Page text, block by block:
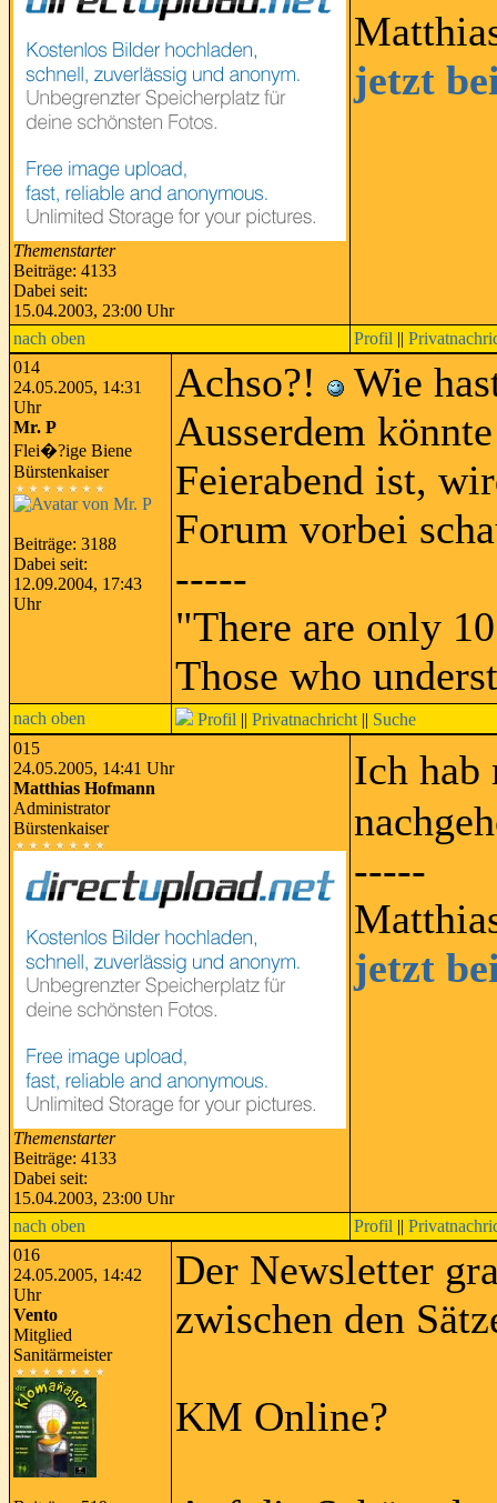
Themenstarter
Beiträge: 4133
Dabei seit:
15.04.2003, 23:00 Uhr
jetzt
nach oben Profil ||
014
24.05.2005, 14:31
Uhr
Mr. P
Flei�?ige Biene
Bürstenkaiser
Beiträge: 3188
Dabei seit:
12.09.2004, 17:43
Uhr
Achso?!
Wie
Ausserdem
Feierabend ist,
Forum vorbei
-----
"There are only
Those who
nach oben Profil || Privatnachricht || Suche
015
24.05.2005, 14:41 Uhr
Matthias Hofmann
Administrator
Bürstenkaiser
Themenstarter
Beiträge: 4133
Dabei seit:
15.04.2003, 23:00 Uhr
Ich
-----
jetzt
nach oben Profil ||
016
24.05.2005, 14:42
Uhr
Vento
Mitglied
Sanitärmeister
Der Newsletter
zwischen den
KM Online?